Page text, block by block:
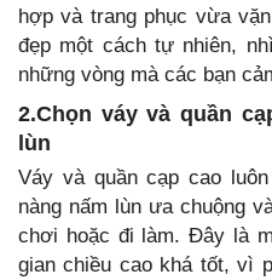
hợp và trang phục vừa
đẹp một cách tự nhiên,
những vòng mà các bạn
2.Chọn váy và quần
lùn
Váy và quần cạp cao
nàng nấm lùn ưa chuộng
chơi hoặc đi làm. Đây là
gian chiều cao khá tốt, vì